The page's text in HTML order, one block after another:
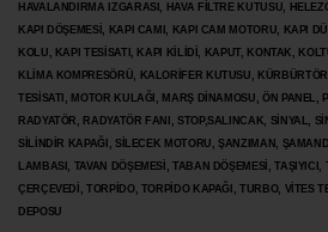
HAVALANDIRMA IZGARASI, HAVA FİLTRE KUTUSU,
KAPI DÖŞEMESİ, KAPI CAMI, KAPI CAM MOTORU, KAPI
KOLU, KAPI TESİSATI, KAPI KİLİDİ, KAPUT, KONTAK,
KLİMA KOMPRESÖRÜ, KALORİFER KUTUSU,
TESİSATI, MOTOR KULAĞI, MARŞ DİNAMOSU, ÖN PANEL,
RADYATÖR, RADYATÖR FANI, STOP,SALINCAK, SİNYAL,
SİLİNDİR KAPAĞI, SİLECEK MOTORU, ŞANZIMAN,
LAMBASI, TAVAN DÖŞEMESİ, TABAN DÖŞEMESİ, TAŞIYICI,
ÇERÇEVEDİ, TORPİDO, TORPİDO KAPAĞI, TURBO, VİTES
DEPOSU